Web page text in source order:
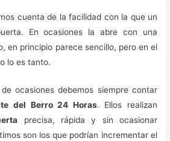
cuenta de la facilidad con la que un
En ocasiones la abre con una
en principio parece sencillo, pero en el
lo es tanto.
ocasiones debemos siempre contar
del Berro 24 Horas. Ellos realizan
precisa, rápida y sin ocasionar
son los que podrían incrementar el